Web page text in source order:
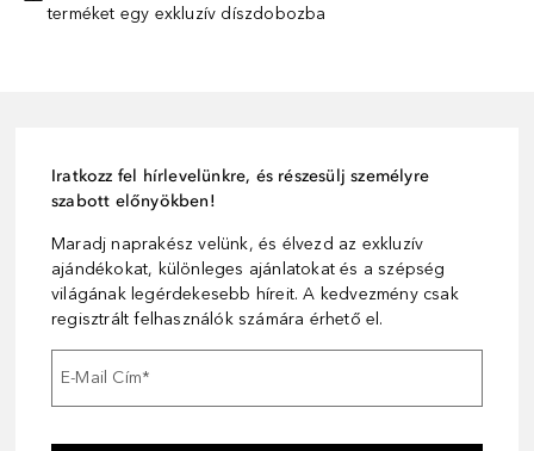
terméket egy exkluzív díszdobozba
Iratkozz fel hírlevelünkre, és részesülj személyre
szabott előnyökben!
Maradj naprakész velünk, és élvezd az exkluzív
ajándékokat, különleges ajánlatokat és a szépség
világának legérdekesebb híreit. A kedvezmény csak
regisztrált felhasználók számára érhető el.
E-Mail Cím*